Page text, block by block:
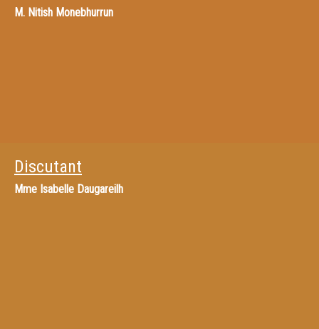
M. Nitish Monebhurrun
Discutant
Mme Isabelle Daugareilh